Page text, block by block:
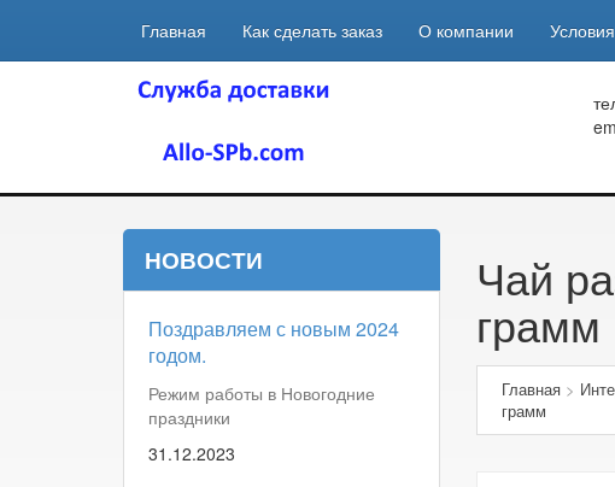
Главная Как сделать заказ О компании
Чай
грамм
Главная>
грамм
НОВОСТИ
Поздравляем с новым 2024
годом.
Режим работы в Новогодние
праздники
31.12.2023